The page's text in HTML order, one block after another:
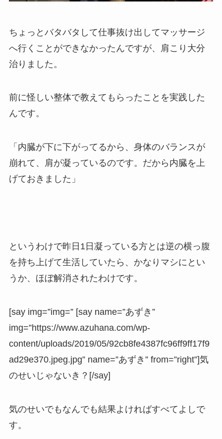
ちょっとバタバタして仕事抜け出してマッサージ
へ行くことができなかったんですが、肩こり大分
治りました。
前に怪しい整体で教えてもらったことを実践した
んです。
「内臓が下に下がってるから、身体のバランスが
崩れて、肩が凝っているのです。だから内臓を上
げておきました」
というわけで昨日1日凝っている方とは逆の横っ腹
を持ち上げて生活していたら、かなりマシにとい
うか、ほぼ解消されたわけです。
[say img=”img=” [say name=”あずき”
img=”https://www.azuhana.com/wp-
content/uploads/2019/05/92cb8fe4387fc96ff9ff17f9
ad29e370.jpeg.jpg” name=”あずき” from=”right”]気
のせいじゃないき？[/say]
気のせいでもなんでも結果よければすべてよしで
す。